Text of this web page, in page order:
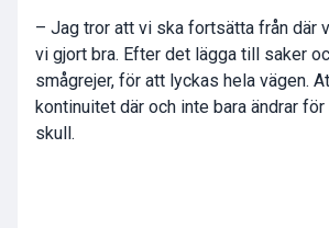
– Jag tror att vi ska fortsätta från där
vi gjort bra. Efter det lägga till saker
smågrejer, för att lyckas hela vägen.
kontinuitet där och inte bara ändrar
skull.